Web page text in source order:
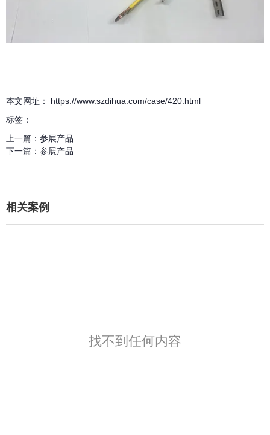
本文网址： https://www.szdihua.com/case/420.html
标签：
上一篇： 参展产品
下一篇： 参展产品
相关案例
找不到任何内容